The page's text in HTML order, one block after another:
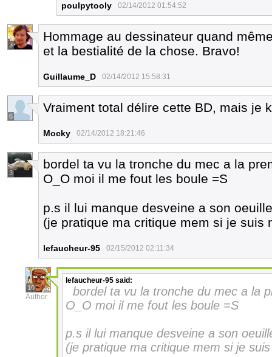
poulpytooly 02/14/2012 01:54:52
3
Hommage au dessinateur quand
et la bestialité de la chose. Bravo!
Guillaume_D 02/14/2012 15:58:31
6
Vraiment total délire cette BD, mais je
Mocky 02/14/2012 18:21:46
3
bordel ta vu la tronche du mec a la
O_O moi il me fout les boule =S
p.s il lui manque desveine a son
(je pratique ma critique mem si je
lefaucheur-95 02/15/2012 02:11:34
10
Author
lefaucheur-95 said:
bordel ta vu la tronche du mec a la
O_O moi il me fout les boule =S
p.s il lui manque desveine a son
(je pratique ma critique mem si je